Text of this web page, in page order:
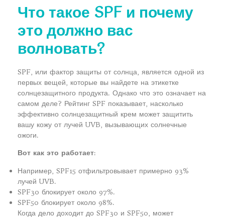
Что такое SPF и почему
это должно вас
волновать?
SPF, или фактор защиты от солнца, является одной из
первых вещей, которые вы найдете на этикетке
солнцезащитного продукта. Однако что это означает на
самом деле? Рейтинг SPF показывает, насколько
эффективно солнцезащитный крем может защитить
вашу кожу от лучей UVB, вызывающих солнечные
ожоги.
Вот как это работает:
Например, SPF15 отфильтровывает примерно 93%
лучей UVB.
SPF30 блокирует около 97%.
SPF50 блокирует около 98%.
Когда дело доходит до SPF30 и SPF50, может